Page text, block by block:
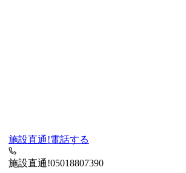
施設直通!電話する
施設直通!05018807390